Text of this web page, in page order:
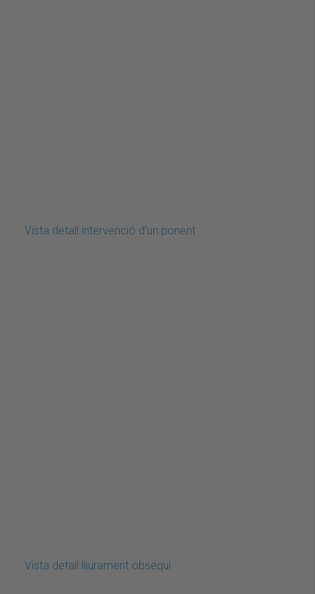
Vista detall intervenció d'un ponent
Vista detall lliurament obsequi